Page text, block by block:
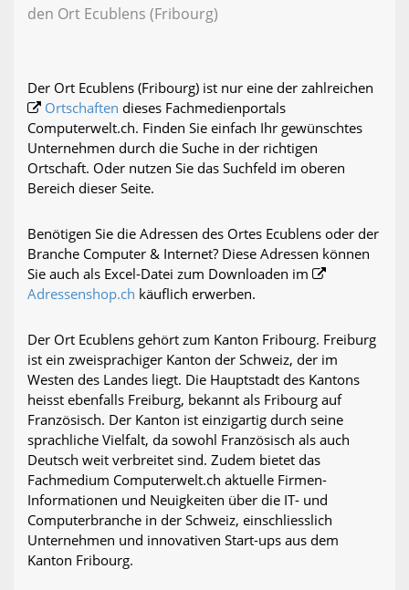
den Ort Ecublens (Fribourg)
Der Ort Ecublens (Fribourg) ist nur eine der zahlreichen
Ortschaften dieses Fachmedienportals
Computerwelt.ch. Finden Sie einfach Ihr gewünschtes
Unternehmen durch die Suche in der richtigen
Ortschaft. Oder nutzen Sie das Suchfeld im oberen
Bereich dieser Seite.
Benötigen Sie die Adressen des Ortes Ecublens oder der
Branche Computer & Internet? Diese Adressen können
Sie auch als Excel-Datei zum Downloaden im
Adressenshop.ch käuflich erwerben.
Der Ort Ecublens gehört zum Kanton Fribourg. Freiburg
ist ein zweisprachiger Kanton der Schweiz, der im
Westen des Landes liegt. Die Hauptstadt des Kantons
heisst ebenfalls Freiburg, bekannt als Fribourg auf
Französisch. Der Kanton ist einzigartig durch seine
sprachliche Vielfalt, da sowohl Französisch als auch
Deutsch weit verbreitet sind. Zudem bietet das
Fachmedium Computerwelt.ch aktuelle Firmen-
Informationen und Neuigkeiten über die IT- und
Computerbranche in der Schweiz, einschliesslich
Unternehmen und innovativen Start-ups aus dem
Kanton Fribourg.